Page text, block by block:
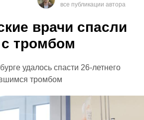
Оренбург
врачи спасли
с тромбом
удалось спасти 26-летнего
тромбом